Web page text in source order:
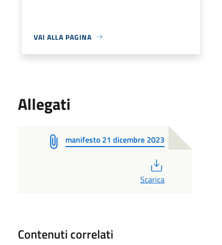
VAI ALLA PAGINA
Allegati
manifesto 21 dicembre 2023
Scarica
Contenuti correlati